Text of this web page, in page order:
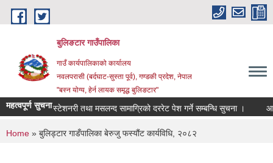
Skip to main content
बुलिङटार गाउँपालिका
गाउँ कार्यपालिकाको कार्यालय
नवलपरासी (बर्दघाट-सुस्ता पूर्व), गण्डकी प्रदेश, नेपाल
"बस्न योग्य, हेर्न लायक समृद्ध बुलिङटार"
महत्वपूर्ण सुचनास्टेशनरी तथा मसलन्द सामाग्रिको दररेट पेश गर्ने सम्बन्धि सुचना । आवश्यक
You are here
Home » बुलिड्टार गाडँपालिका बेरुजु फस्यौंट कार्यविधि, २०८२